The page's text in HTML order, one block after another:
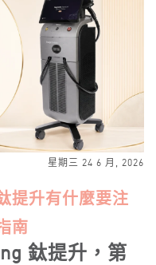
星期三 24 6 月, 2026
提升有什麼要注
南
鈦提升，第